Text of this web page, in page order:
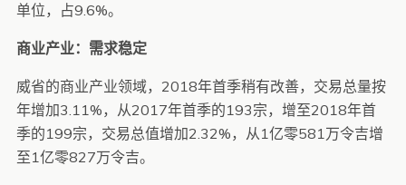
单位，占9.6%。
商业产业：需求稳定
威省的商业产业领域，2018年首季稍有改善，交易总量按
年增加3.11%，从2017年首季的193宗，增至2018年首
季的199宗，交易总值增加2.32%，从1亿零581万令吉增
至1亿零827万令吉。